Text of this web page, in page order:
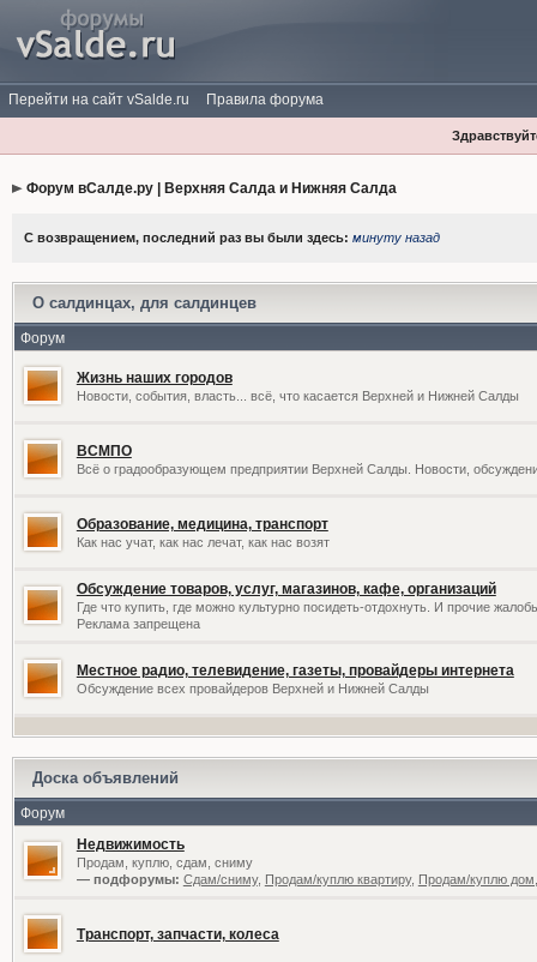
Перейти на сайт vSalde.ru Правила форума
Форум вСалде.ру | Верхняя Салда и Нижняя Салда
С возвращением, последний раз вы были здесь: минуту назад
О салдинцах, для салдинцев
Форум
Жизнь наших городов
Новости, события, власть... всё, что касается Верхней и Нижней Салды
ВСМПО
Всё о градообразующем предприятии Верхней Салды. Новости,
Образование, медицина, транспорт
Как нас учат, как нас лечат, как нас возят
Обсуждение товаров, услуг, магазинов, кафе, организаций
Где что купить, где можно культурно посидеть-отдохнуть. И прочие
Реклама запрещена
Местное радио, телевидение, газеты, провайдеры интернета
Обсуждение всех провайдеров Верхней и Нижней Салды
Доска объявлений
Форум
Недвижимость
Продам, куплю, сдам, сниму
— подфорумы: Сдам/сниму, Продам/куплю квартиру, Продам/куплю
Транспорт, запчасти, колеса